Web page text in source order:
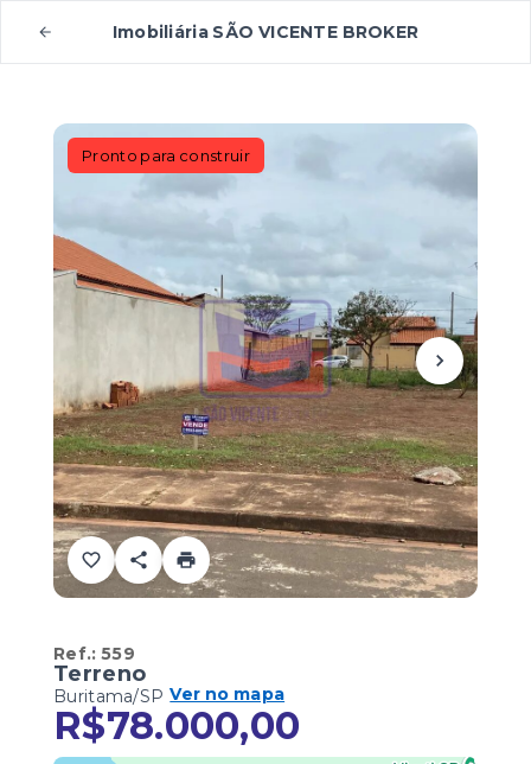
Imobiliária SÃO VICENTE BROKER
Pronto para construir
Ref.:559
Terreno
Buritama/SP Ver no mapa
R$78.000,00